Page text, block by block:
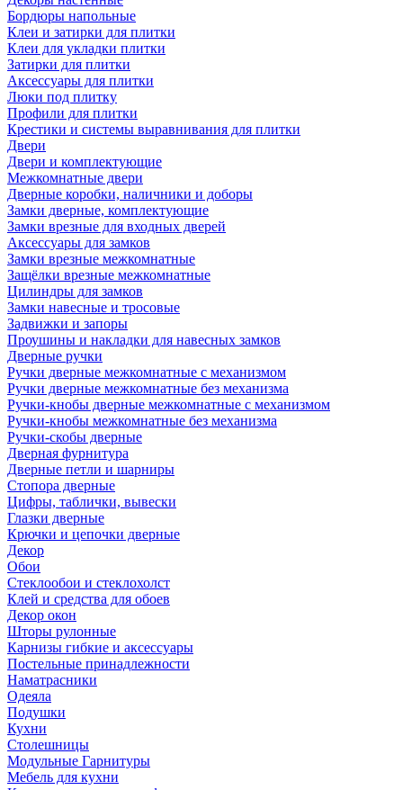
Бордюры напольные
Клеи и затирки для плитки
Клеи для укладки плитки
Затирки для плитки
Аксессуары для плитки
Люки под плитку
Профили для плитки
Крестики и системы выравнивания для плитки
Двери
Двери и комплектующие
Межкомнатные двери
Дверные коробки, наличники и доборы
Замки дверные, комплектующие
Замки врезные для входных дверей
Аксессуары для замков
Замки врезные межкомнатные
Защёлки врезные межкомнатные
Цилиндры для замков
Замки навесные и тросовые
Задвижки и запоры
Проушины и накладки для навесных замков
Дверные ручки
Ручки дверные межкомнатные с механизмом
Ручки дверные межкомнатные без механизма
Ручки-кнобы дверные межкомнатные с механизмом
Ручки-кнобы межкомнатные без механизма
Ручки-скобы дверные
Дверная фурнитура
Дверные петли и шарниры
Стопора дверные
Цифры, таблички, вывески
Глазки дверные
Крючки и цепочки дверные
Декор
Обои
Стеклообои и стеклохолст
Клей и средства для обоев
Декор окон
Шторы рулонные
Карнизы гибкие и аксессуары
Постельные принадлежности
Наматрасники
Одеяла
Подушки
Кухни
Столешницы
Модульные Гарнитуры
Мебель для кухни